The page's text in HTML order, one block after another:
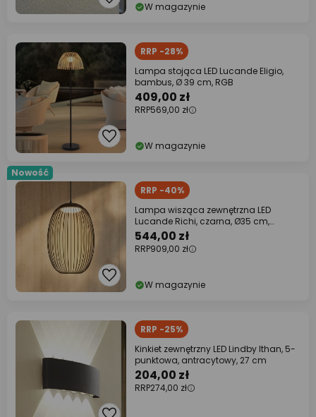
W magazynie
RRP -28%
Lampa stojąca LED Lucande Eligio,
bambus, Ø 39 cm, RGB
409,00 zł
RRP569,00 zł
W magazynie
Nowość
RRP -40%
Lampa wisząca zewnętrzna LED
Lucande Richi, czarna, Ø35 cm,
ściemniana
544,00 zł
RRP909,00 zł
W magazynie
RRP -25%
Kinkiet zewnętrzny LED Lindby Ithan, 5-
punktowa, antracytowy, 27 cm
204,00 zł
RRP274,00 zł